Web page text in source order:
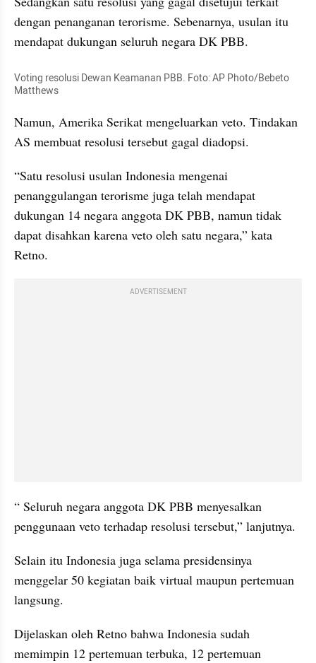
dengan penanganan terorisme. Sebenarnya, usulan itu
mendapat dukungan seluruh negara DK PBB.
Voting resolusi Dewan Keamanan PBB. Foto: AP Photo/Bebeto
Matthews
Namun, Amerika Serikat mengeluarkan veto. Tindakan
AS membuat resolusi tersebut gagal diadopsi.
“Satu resolusi usulan Indonesia mengenai
penanggulangan terorisme juga telah mendapat
dukungan 14 negara anggota DK PBB, namun tidak
dapat disahkan karena veto oleh satu negara,” kata
Retno.
ADVERTISEMENT
“ Seluruh negara anggota DK PBB menyesalkan
penggunaan veto terhadap resolusi tersebut,” lanjutnya.
Selain itu Indonesia juga selama presidensinya
menggelar 50 kegiatan baik virtual maupun pertemuan
langsung.
Dijelaskan oleh Retno bahwa Indonesia sudah
memimpin 12 pertemuan terbuka, 12 pertemuan